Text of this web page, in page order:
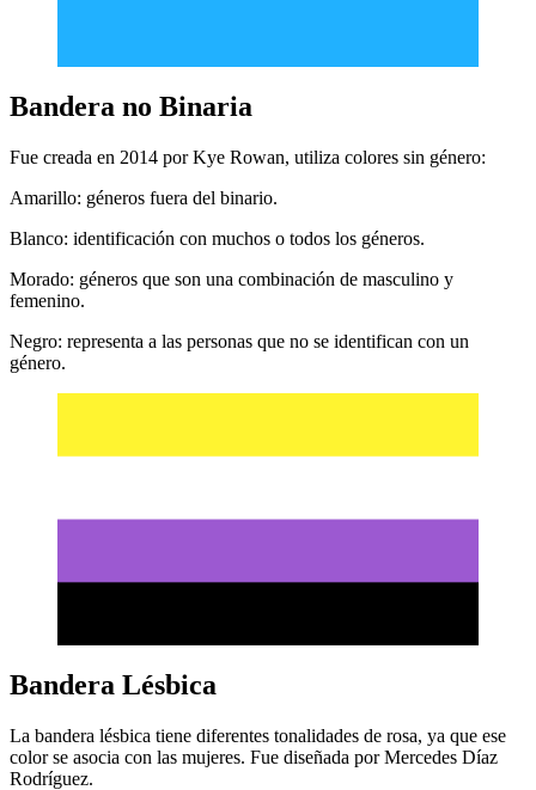
Bandera no Binaria
Fue creada en 2014 por Kye Rowan, utiliza colores sin género:
Amarillo: géneros fuera del binario.
Blanco: identificación con muchos o todos los géneros.
Morado: géneros que son una combinación de masculino y
femenino.
Negro: representa a las personas que no se identifican con un
género.
Bandera Lésbica
La bandera lésbica tiene diferentes tonalidades de rosa, ya que ese
color se asocia con las mujeres. Fue diseñada por Mercedes Díaz
Rodríguez.